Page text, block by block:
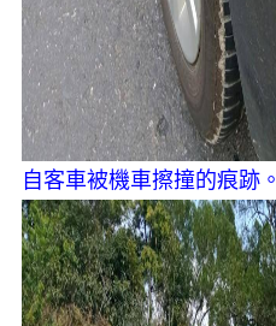
自客車被機車擦撞的痕跡。